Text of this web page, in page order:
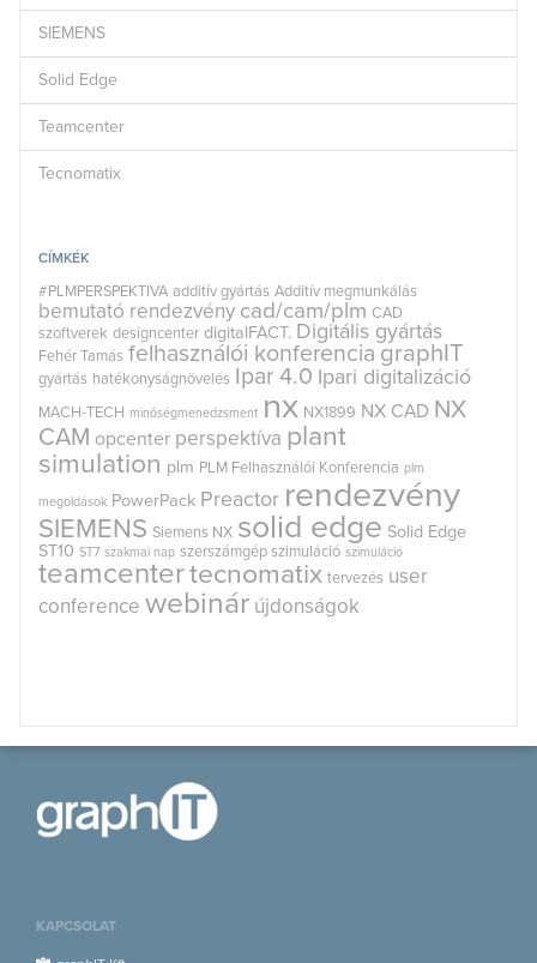
SIEMENS
Solid Edge
Teamcenter
Tecnomatix
CÍMKÉK
#PLMPERSPEKTIVA additív gyártás Additív megmunkálás
bemutató rendezvény cad/cam/plm CAD
szoftverek designcenter digitalFACT. Digitális gyártás
Fehér Tamás felhasználói konferencia graphIT
gyártás hatékonyságnövelés Ipar 4.0 Ipari digitalizáció
MACH-TECH minőségmenedzsment nx NX1899 NX CAD NX
CAM opcenter perspektíva plant
simulation plm PLM Felhasználói Konferencia plm
megoldások PowerPack Preactor rendezvény
SIEMENS Siemens NX solid edge Solid Edge
ST10 ST7 szakmai nap szerszámgép szimuláció szimuláció
teamcentertecnomatix tervezés user
conference webinár újdonságok
KAPCSOLAT